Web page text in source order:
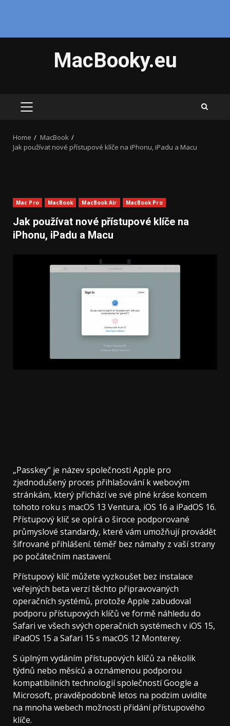
MacBooky.eu
PRIMARY
Home
MacBook
Jak používat nové přístupové klíče na iPhonu, iPadu a Macu
Mac Pro MacBook MacBook Air MacBook Pro
Jak používat nové přístupové klíče na
iPhonu, iPadu a Macu
„Passkey“ je název společnosti Apple pro
zjednodušený proces přihlašování k webovým
stránkám, který přichází ve své plné kráse koncem
tohoto roku s macOS 13 Ventura, iOS 16 a iPadOS 16.
Přístupový klíč se opírá o široce podporované
průmyslové standardy, které vám umožňují provádět
šifrované přihlášení. téměř bez námahy z vaší strany
po počátečním nastavení.
Přístupový klíč můžete vyzkoušet bez instalace
veřejných beta verzí těchto připravovaných
operačních systémů, protože Apple zabudoval
podporu přístupových klíčů ve formě náhledu do
Safari ve všech svých operačních systémech v iOS 15,
iPadOS 15 a Safari 15 s macOS 12 Monterey.
S úplným vydáním přístupových klíčů za několik
týdnů nebo měsíců a oznámenou podporou
kompatibilních technologií společností Google a
Microsoft, pravděpodobně letos na podzim uvidíte
na mnoha webech možnosti přidání přístupového
klíče.